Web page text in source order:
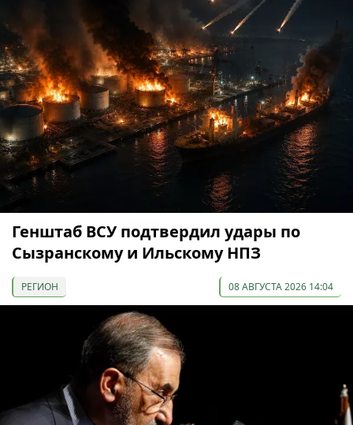
Генштаб ВСУ подтвердил удары по
Сызранскому и Ильскому НПЗ
РЕГИОН 08 АВГУСТА 2026 14:04